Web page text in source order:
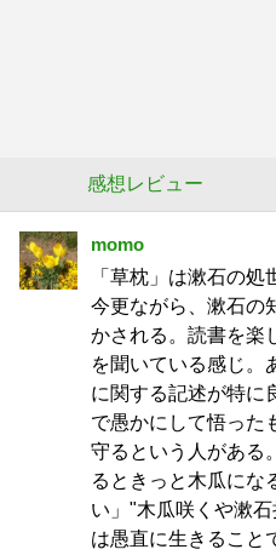
感想レビュー
momo
「草枕」は漱石の処
今更ながら、漱石の
かされる。読書を楽
を聞いている感じ。
に関する記述が特に
で愚かにして悟った
守るという人がある
るときっと木瓜にな
い」"木瓜咲くや漱
は愚直に生きること